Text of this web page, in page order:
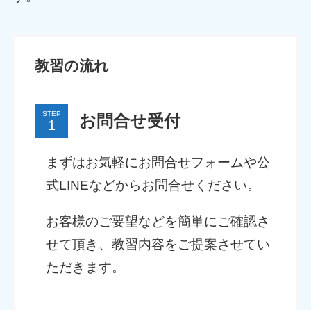
教習の流れ
STEP お問合せ受付
まずはお気軽にお問合せフォームや公
式LINEなどからお問合せください。
お客様のご要望などを簡単にご確認さ
せて頂き、教習内容をご提案させてい
ただきます。